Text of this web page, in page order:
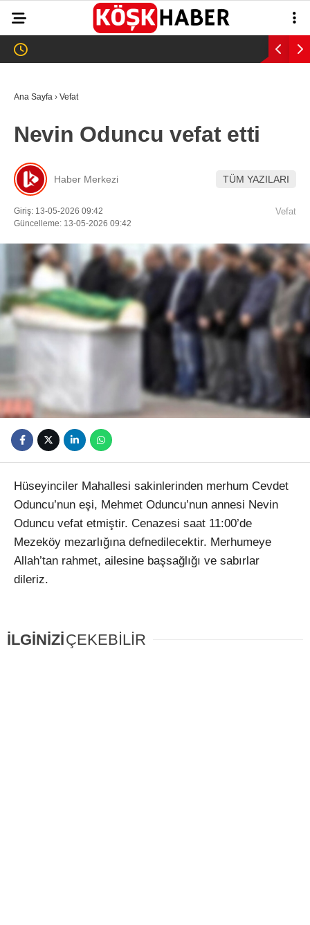
WhatsApp İhbar
Hattı
Instagram
Youtube
26.2°
ASAYİŞ
EĞİTİM
SAĞLIK
EKONOMİ
SPOR
VEFAT
Ana Sayfa › Vefat
Nevin Oduncu vefat etti
Haber Merkezi TÜM YAZILARI
Giriş: 13-05-2026 09:42
Güncelleme: 13-05-2026 09:42
Vefat
Hüseyinciler Mahallesi sakinlerinden merhum Cevdet
Oduncu’nun eşi, Mehmet Oduncu’nun annesi Nevin
Oduncu vefat etmiştir. Cenazesi saat 11:00’de
Mezeköy mezarlığına defnedilecektir. Merhumeye
Allah’tan rahmet, ailesine başsağlığı ve sabırlar
dileriz.
İLGİNİZİÇEKEBİLİR